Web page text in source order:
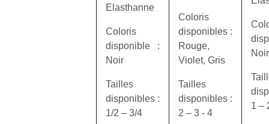
Elasthanne
Coloris
disponible :
Noir
Tailles
disponibles :
1/2 – 3/4
Coloris
disponibles :
Rouge,
Violet, Gris
Tailles
disponibles :
2 – 3 ‐ 4
Noir
1 –
Beeper
débordent
Varier les
n’est pas
toujours
vacances
estivales
et avec le
retour des
jours, c’est
l’occasion
rêvée